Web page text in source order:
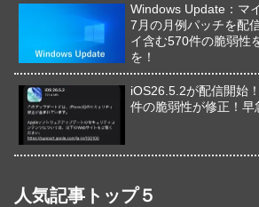
Windows Update：マ
7月の月例パッチを配
イ含む570件の脆弱性
を！
iOS26.5.2が配信開始
件の脆弱性が修正！早
人気記事トップ５